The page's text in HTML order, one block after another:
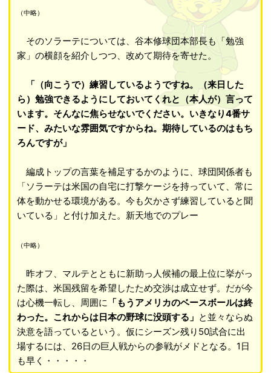
（中略）
そのソラーテについては、谷本修球団本部長も「勉強
家」の横顔を紹介しつつ、改めて期待を寄せた。
「（向こうで）練習しているようですね。（来日した
ら）勉強できるようにしておいてくれと（本人が）言って
います。そんなに焦らせないでください。いきなり4番サ
ード、みたいな雰囲気ですからね。期待しているのはもち
ろんですが」
編成トップの言葉を補足するかのように、球団関係者も
「ソラーテは米国の自宅に打撃ケージを持っていて、常に
体を動かせる環境がある。今も欠かさず練習していると聞
いている」と付け加えた。新天地でのプレー
（中略）
昨オフ、マルテとともに新助っ人候補の最上位に挙がっ
た際は、米国残留を希望したため交渉は成立せず。だが今
は心機一転し、周囲に 「もうアメリカのベースボールは終
わった。これからは日本の野球に没頭する」 と並々ならぬ
決意を語っているという。仮にシーズン残り50試合に出
場するには、26日の巨人戦からの参戦がメドとなる。1日
も早く・・・・・